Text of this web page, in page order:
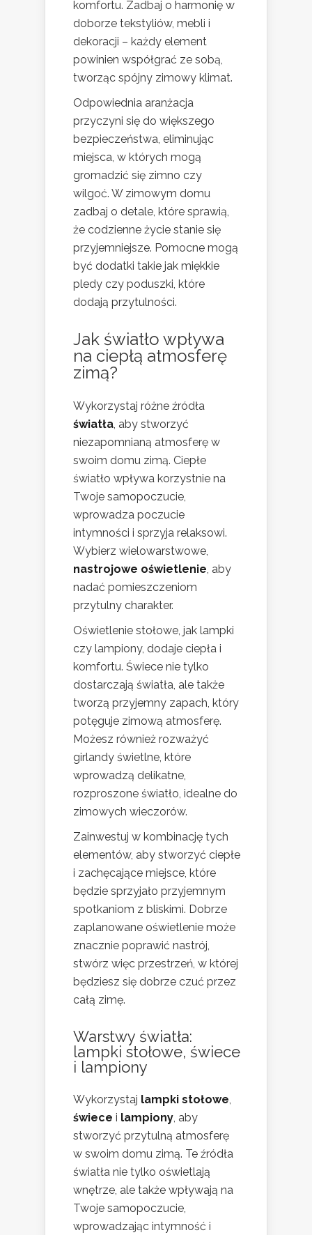
komfortu. Zadbaj o harmonię w
doborze tekstyliów, mebli i
dekoracji – każdy element
powinien współgrać ze sobą,
tworząc spójny zimowy klimat.
Odpowiednia aranżacja
przyczyni się do większego
bezpieczeństwa, eliminując
miejsca, w których mogą
gromadzić się zimno czy
wilgoć. W zimowym domu
zadbaj o detale, które sprawią,
że codzienne życie stanie się
przyjemniejsze. Pomocne mogą
być dodatki takie jak miękkie
pledy czy poduszki, które
dodają przytulności.
Jak światło wpływa
na ciepłą atmosferę
zimą?
Wykorzystaj różne źródła
światła, aby stworzyć
niezapomnianą atmosferę w
swoim domu zimą. Ciepłe
światło wpływa korzystnie na
Twoje samopoczucie,
wprowadza poczucie
intymności i sprzyja relaksowi.
Wybierz wielowarstwowe,
nastrojowe oświetlenie, aby
nadać pomieszczeniom
przytulny charakter.
Oświetlenie stołowe, jak lampki
czy lampiony, dodaje ciepła i
komfortu. Świece nie tylko
dostarczają światła, ale także
tworzą przyjemny zapach, który
potęguje zimową atmosferę.
Możesz również rozważyć
girlandy świetlne, które
wprowadzą delikatne,
rozproszone światło, idealne do
zimowych wieczorów.
Zainwestuj w kombinację tych
elementów, aby stworzyć ciepłe
i zachęcające miejsce, które
będzie sprzyjało przyjemnym
spotkaniom z bliskimi. Dobrze
zaplanowane oświetlenie może
znacznie poprawić nastrój,
stwórz więc przestrzeń, w której
będziesz się dobrze czuć przez
całą zimę.
Warstwy światła:
lampki stołowe, świece
i lampiony
Wykorzystaj lampki stołowe,
świece i lampiony, aby
stworzyć przytulną atmosferę
w swoim domu zimą. Te źródła
światła nie tylko oświetlają
wnętrze, ale także wpływają na
Twoje samopoczucie,
wprowadzając intymność i